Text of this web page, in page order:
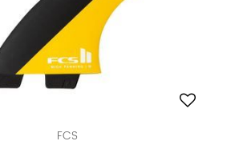
FCS